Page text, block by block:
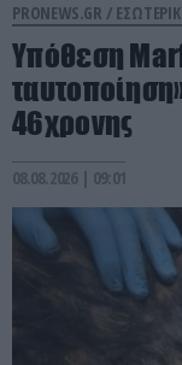
PRONEWS.GR /
Υπόθεση
46χρονης
08.08.2026 | 09:01